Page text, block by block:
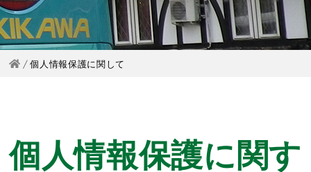
個人情報保護に関して
個人情報保護に関す